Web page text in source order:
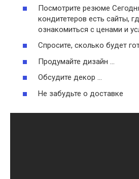
Посмотрите резюме
кондитетеров есть сайты,
ознакомиться с ценами и
Спросите, сколько будет
Продумайте дизайн …
Обсудите декор …
Не забудьте о доставке